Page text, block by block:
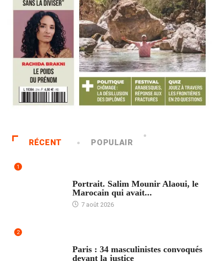
RÉCENT POPULAIR
1
Portrait. Salim Mounir Alaoui, le
Marocain qui avait...
7 août 2026
2
Paris : 34 masculinistes convoqués
devant la justice